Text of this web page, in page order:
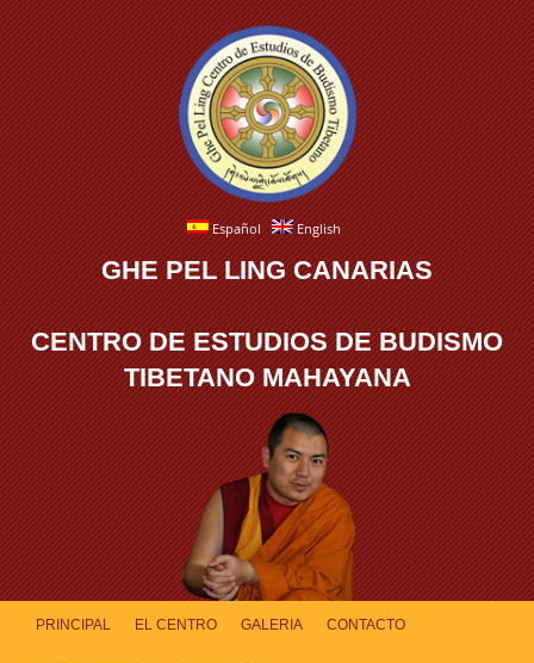
Español English
GHE PEL LING CANARIAS
CENTRO DE ESTUDIOS DE BUDISMO
TIBETANO MAHAYANA
PRINCIPAL EL CENTRO GALERIA CONTACTO